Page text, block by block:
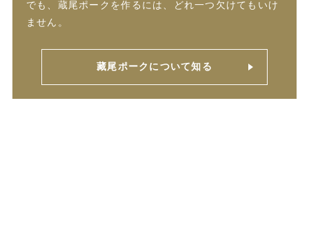
でも、蔵尾ポークを作るには、どれ一つ欠けてもいけ
ません。
藏尾ポークについて知る